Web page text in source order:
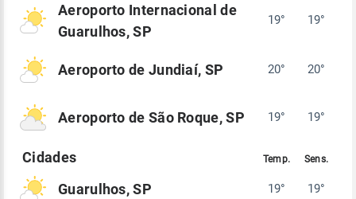
Aeroporto Internacional de
Guarulhos, SP
19° 19°
Aeroporto de Jundiaí, SP 20° 20°
Aeroporto de São Roque, SP 19° 19°
Guarulhos, SP 19° 19°